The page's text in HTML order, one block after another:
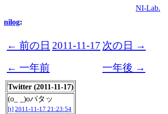
NI-Lab.
nilog:
← 前の日 2011-11-17 次の日 →
← 一年前
一年後 →
Twitter (2011-11-17)
(o_ _)oパタッ
[t] 2011-11-17 21:23:54